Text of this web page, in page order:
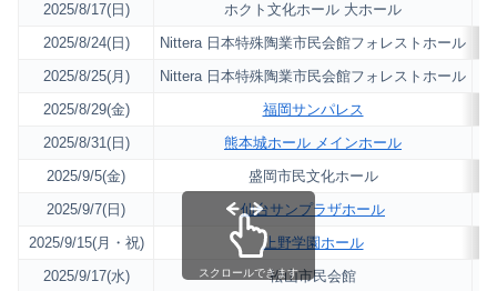
2025/8/17(日)
ホクト文化ホール 大ホール
2025/8/24(日)
Nittera 日本特殊陶業市民会館フォレストホール
2025/8/25(月)
Nittera 日本特殊陶業市民会館フォレストホール
2025/8/29(金)
福岡サンパレス
2025/8/31(日)
熊本城ホール メインホール
2025/9/5(金)
盛岡市民文化ホール
2025/9/7(日)
仙台サンプラザホール
2025/9/15(月・祝)
上野学園ホール
2025/9/17(水)
松山市民会館
スクロールできます